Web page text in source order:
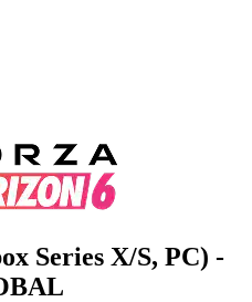
Series X/S, PC) -